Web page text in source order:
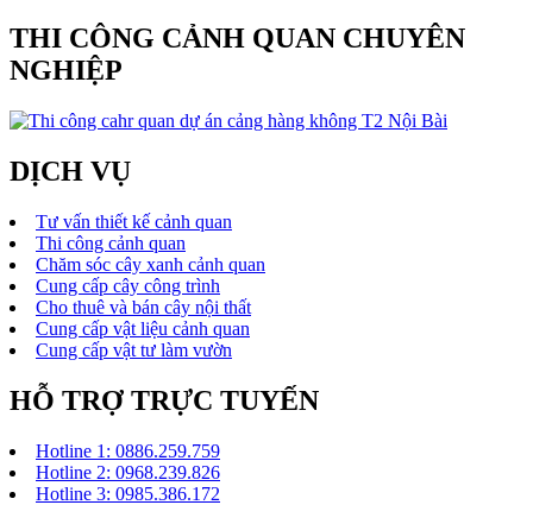
THI CÔNG CẢNH QUAN CHUYÊN
NGHIỆP
DỊCH VỤ
Tư vấn thiết kế cảnh quan
Thi công cảnh quan
Chăm sóc cây xanh cảnh quan
Cung cấp cây công trình
Cho thuê và bán cây nội thất
Cung cấp vật liệu cảnh quan
Cung cấp vật tư làm vườn
HỖ TRỢ TRỰC TUYẾN
Hotline 1: 0886.259.759
Hotline 2: 0968.239.826
Hotline 3: 0985.386.172